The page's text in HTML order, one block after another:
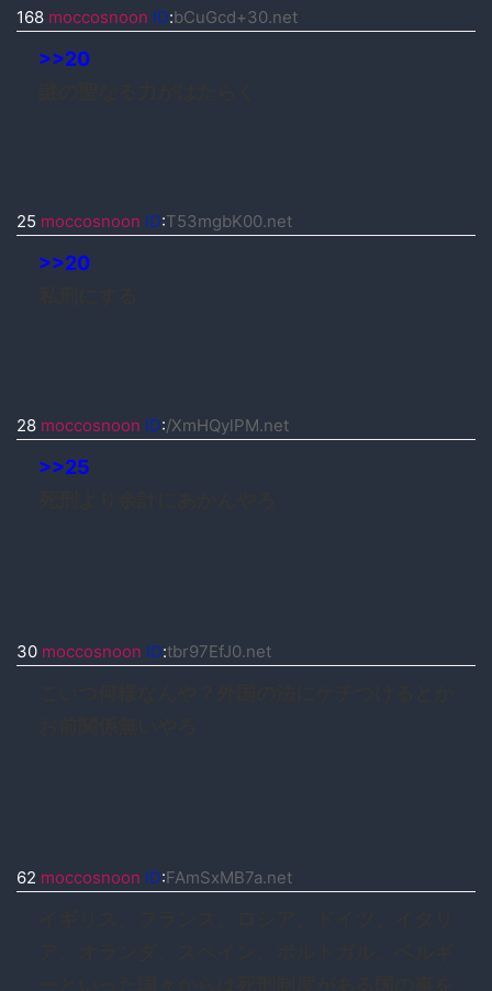
168 moccosnoon ID:bCuGcd+30.net
>>20
25 moccosnoon ID:T53mgbK00.net
>>20
28 moccosnoon ID:/XmHQylPM.net
>>25
30 moccosnoon ID:tbr97EfJ0.net
62 moccosnoon ID:FAmSxMB7a.net